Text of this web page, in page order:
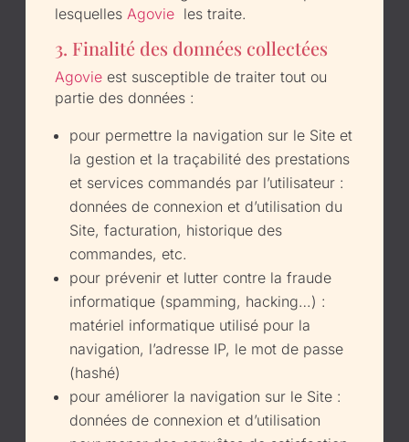
lesquelles Agovie les traite.
3. Finalité des données collectées
Agovie est susceptible de traiter tout ou
partie des données :
pour permettre la navigation sur le Site et
la gestion et la traçabilité des prestations
et services commandés par l’utilisateur :
données de connexion et d’utilisation du
Site, facturation, historique des
commandes, etc.
pour prévenir et lutter contre la fraude
informatique (spamming, hacking…) :
matériel informatique utilisé pour la
navigation, l’adresse IP, le mot de passe
(hashé)
pour améliorer la navigation sur le Site :
données de connexion et d’utilisation